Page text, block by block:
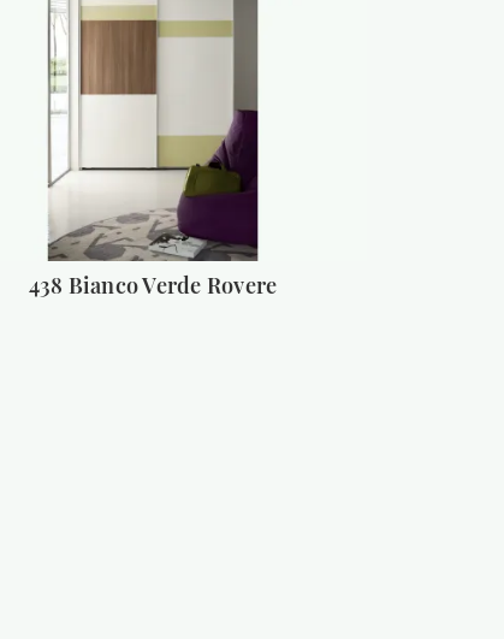
438 Bianco Verde Rovere